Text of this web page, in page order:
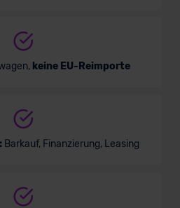
keine EU-Reimporte
Barkauf, Finanzierung, Leasing